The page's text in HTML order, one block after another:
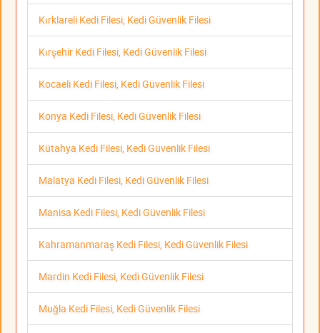
Kırklareli Kedi Filesi, Kedi Güvenlik Filesi
Kırşehir Kedi Filesi, Kedi Güvenlik Filesi
Kocaeli Kedi Filesi, Kedi Güvenlik Filesi
Konya Kedi Filesi, Kedi Güvenlik Filesi
Kütahya Kedi Filesi, Kedi Güvenlik Filesi
Malatya Kedi Filesi, Kedi Güvenlik Filesi
Manisa Kedi Filesi, Kedi Güvenlik Filesi
Kahramanmaraş Kedi Filesi, Kedi Güvenlik Filesi
Mardin Kedi Filesi, Kedi Güvenlik Filesi
Muğla Kedi Filesi, Kedi Güvenlik Filesi